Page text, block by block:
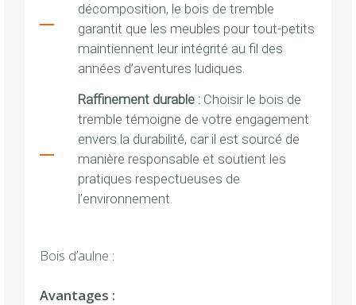
décomposition, le bois de tremble
garantit que les meubles pour tout-petits
maintiennent leur intégrité au fil des
années d’aventures ludiques.
Raffinement durable :Choisir le bois de
tremble témoigne de votre engagement
envers la durabilité, car il est sourcé de
manière responsable et soutient les
pratiques respectueuses de
l’environnement.
Bois d’aulne :
Avantages :